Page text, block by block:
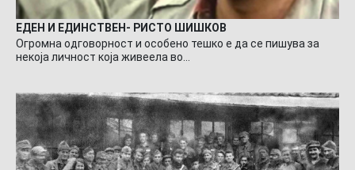
ЕДЕН И ЕДИНСТВЕН- РИСТО ШИШКОВ
Огромна одговорност и особено тешко е да се пишува за
некоја личност која живеела во…